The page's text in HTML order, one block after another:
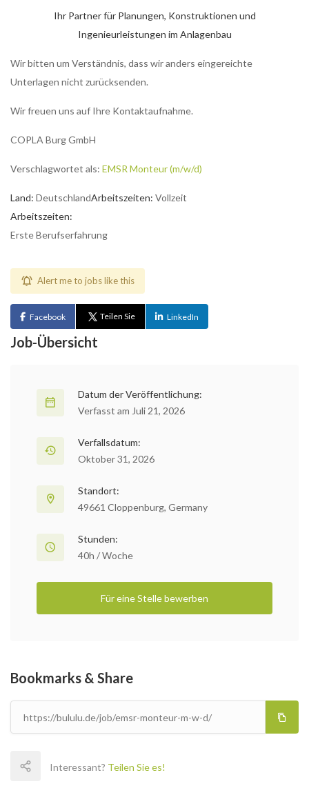
Ihr Partner für Planungen, Konstruktionen und
Ingenieurleistungen im Anlagenbau
Wir bitten um Verständnis, dass wir anders eingereichte
Unterlagen nicht zurücksenden.
Wir freuen uns auf Ihre Kontaktaufnahme.
COPLA Burg GmbH
Verschlagwortet als: EMSR Monteur (m/w/d)
Land: DeutschlandArbeitszeiten: Vollzeit
Arbeitszeiten:
Erste Berufserfahrung
Alert me to jobs like this
Facebook Teilen Sie LinkedIn
Job-Übersicht
Datum der Veröffentlichung:
Verfasst am Juli 21, 2026
Verfallsdatum:
Oktober 31, 2026
Standort:
49661 Cloppenburg, Germany
Stunden:
40h / Woche
Für eine Stelle bewerben
Bookmarks & Share
Interessant? Teilen Sie es!